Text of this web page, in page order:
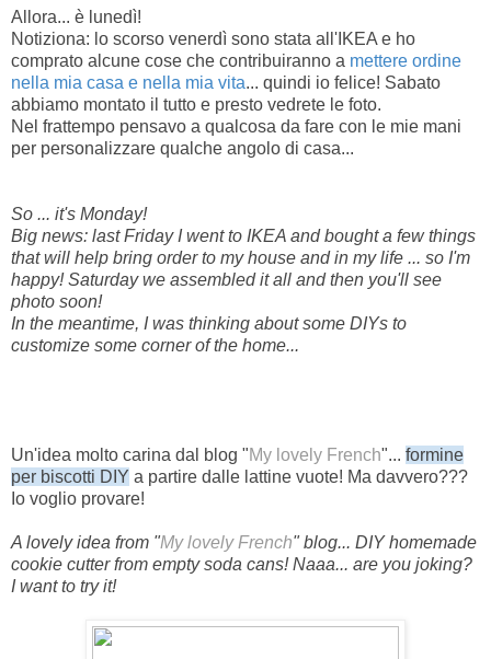
Allora... è lunedì!
Notiziona: lo scorso venerdì sono stata all'IKEA e ho
comprato alcune cose che contribuiranno a mettere ordine
nella mia casa e nella mia vita... quindi io felice! Sabato
abbiamo montato il tutto e presto vedrete le foto.
Nel frattempo pensavo a qualcosa da fare con le mie mani
per personalizzare qualche angolo di casa...
So ... it's Monday!
Big news: last Friday I went to IKEA and bought a few things
that will help bring order to my house and in my life ... so I'm
happy! Saturday we assembled it all and then you'll see
photo soon!
In the meantime, I was thinking about some DIYs to
customize some corner of the home...
Un'idea molto carina dal blog "My lovely French"... formine
per biscotti DIY a partire dalle lattine vuote! Ma davvero???
Io voglio provare!
A lovely idea from "My lovely French" blog... DIY homemade
cookie cutter from empty soda cans! Naaa... are you joking?
I want to try it!